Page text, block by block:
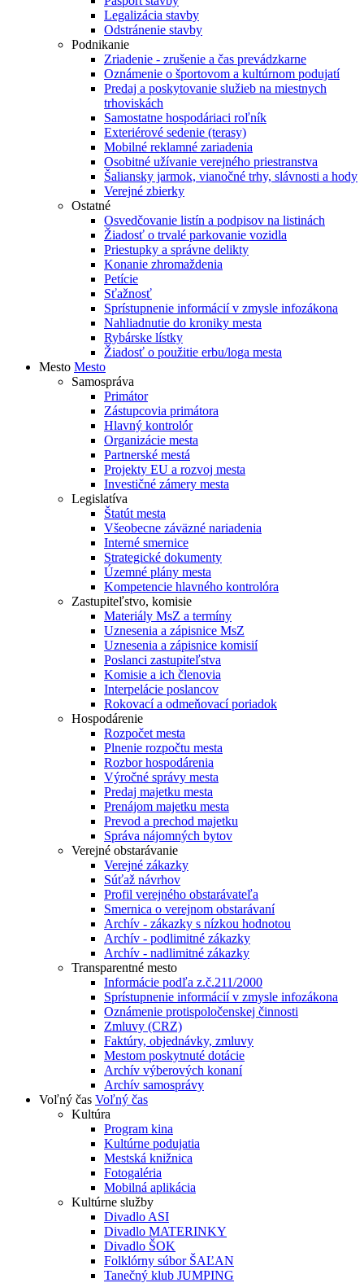
Legalizácia stavby
Odstránenie stavby
Podnikanie
Zriadenie - zrušenie a čas prevádzkarne
Oznámenie o športovom a kultúrnom podujatí
Predaj a poskytovanie služieb na miestnych
trhoviskách
Samostatne hospodáriaci roľník
Exteriérové sedenie (terasy)
Mobilné reklamné zariadenia
Osobitné užívanie verejného priestranstva
Šaliansky jarmok, vianočné trhy, slávnosti a hody
Verejné zbierky
Ostatné
Osvedčovanie listín a podpisov na listinách
Žiadosť o trvalé parkovanie vozidla
Priestupky a správne delikty
Konanie zhromaždenia
Petície
Sťažnosť
Sprístupnenie informácií v zmysle infozákona
Nahliadnutie do kroniky mesta
Rybárske lístky
Žiadosť o použitie erbu/loga mesta
Mesto Mesto
Samospráva
Primátor
Zástupcovia primátora
Hlavný kontrolór
Organizácie mesta
Partnerské mestá
Projekty EU a rozvoj mesta
Investičné zámery mesta
Legislatíva
Štatút mesta
Všeobecne záväzné nariadenia
Interné smernice
Strategické dokumenty
Územné plány mesta
Kompetencie hlavného kontrolóra
Zastupiteľstvo, komisie
Materiály MsZ a termíny
Uznesenia a zápisnice MsZ
Uznesenia a zápisnice komisií
Poslanci zastupiteľstva
Komisie a ich členovia
Interpelácie poslancov
Rokovací a odmeňovací poriadok
Hospodárenie
Rozpočet mesta
Plnenie rozpočtu mesta
Rozbor hospodárenia
Výročné správy mesta
Predaj majetku mesta
Prenájom majetku mesta
Prevod a prechod majetku
Správa nájomných bytov
Verejné obstarávanie
Verejné zákazky
Súťaž návrhov
Profil verejného obstarávateľa
Smernica o verejnom obstarávaní
Archív - zákazky s nízkou hodnotou
Archív - podlimitné zákazky
Archív - nadlimitné zákazky
Transparentné mesto
Informácie podľa z.č.211/2000
Sprístupnenie informácií v zmysle infozákona
Oznámenie protispoločenskej činnosti
Zmluvy (CRZ)
Faktúry, objednávky, zmluvy
Mestom poskytnuté dotácie
Archív výberových konaní
Archív samosprávy
Voľný čas Voľný čas
Kultúra
Program kina
Kultúrne podujatia
Mestská knižnica
Fotogaléria
Mobilná aplikácia
Kultúrne služby
Divadlo ASI
Divadlo MATERINKY
Divadlo ŠOK
Folklórny súbor ŠAĽAN
Tanečný klub JUMPING